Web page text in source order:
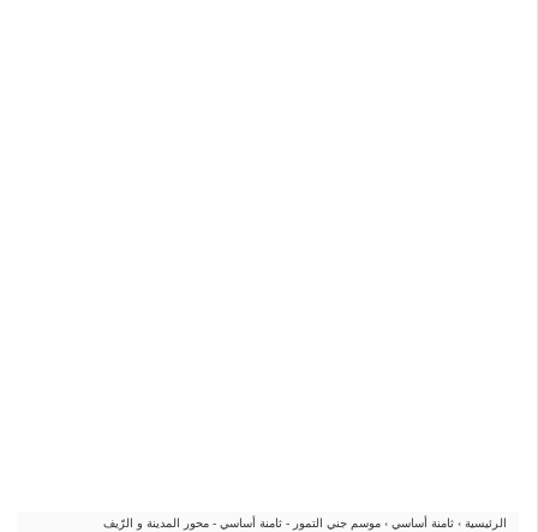
الرئيسية › ثامنة أساسي › موسم جني التمور - ثامنة أساسي - محور المدينة و الرّيف